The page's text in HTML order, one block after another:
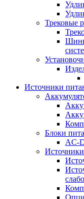
Трековые
Шины
Источники
Блоки
AC-
Источники